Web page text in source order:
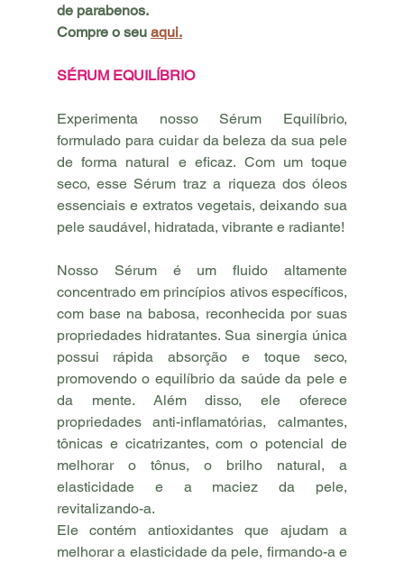
de parabenos.
Compre o seu aqui.
SÉRUM EQUILÍBRIO
Experimenta nosso Sérum Equilíbrio,
formulado para cuidar da beleza da sua pele
de forma natural e eficaz. Com um toque
seco, esse Sérum traz a riqueza dos óleos
essenciais e extratos vegetais, deixando sua
pele saudável, hidratada, vibrante e radiante!
Nosso Sérum é um fluido altamente
concentrado em princípios ativos específicos,
com base na babosa, reconhecida por suas
propriedades hidratantes. Sua sinergia única
possui rápida absorção e toque seco,
promovendo o equilíbrio da saúde da pele e
da mente. Além disso, ele oferece
propriedades anti-inflamatórias, calmantes,
tônicas e cicatrizantes, com o potencial de
melhorar o tônus, o brilho natural, a
elasticidade e a maciez da pele,
revitalizando-a.
Ele contém antioxidantes que ajudam a
melhorar a elasticidade da pele, firmando-a e